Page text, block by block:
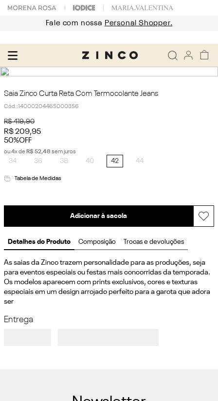
Fale com nossa Personal Shopper.
Saia Zinco Curta Reta Com Termocolante Jeans
Cód.:14000204465000356
R$ 419,90
R$209,95
50%OFF
ou4x de R$ 52,48 sem juros
34 36 38 40 42 44
Tabela de Medidas
Adicionar à sacola
Detalhes do Produto Composição Trocas e devoluções
As saias da Zinco trazem personalidade para as produções, seja
para eventos especiais ou festas mais concorridas da temporada.
Os modelos aparecem com prints exclusivos, cores e texturas
especiais em um design arrojado perfeito para a garota que adora
ser
Entrega